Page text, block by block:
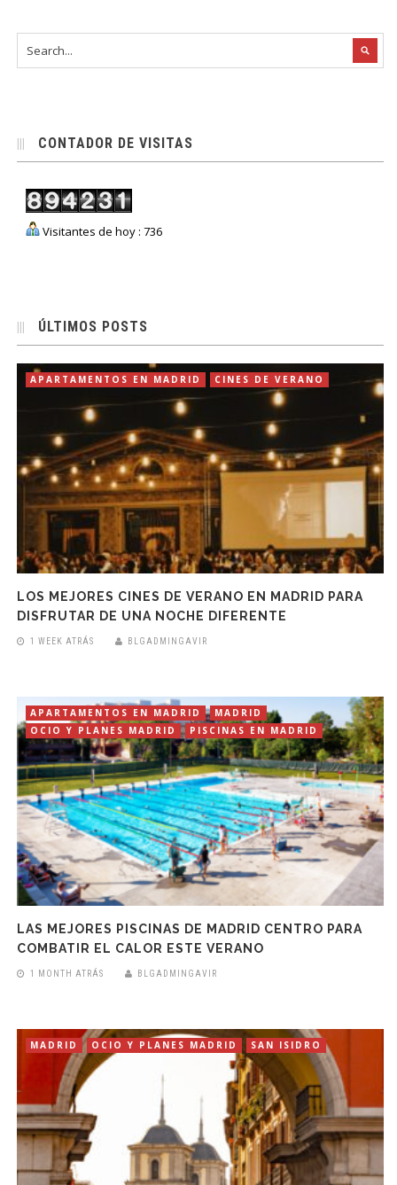
CONTADOR DE VISITAS
Visitantes de hoy : 736
ÚLTIMOS POSTS
APARTAMENTOS EN MADRID CINES DE VERANO
LOS MEJORES CINES DE VERANO EN MADRID PARA
DISFRUTAR DE UNA NOCHE DIFERENTE
1 WEEK ATRÁS BLGADMINGAVIR
APARTAMENTOS EN MADRID
MADRID
OCIO Y PLANES MADRID
PISCINAS EN MADRID
LAS MEJORES PISCINAS DE MADRID CENTRO PARA
COMBATIR EL CALOR ESTE VERANO
1 MONTH ATRÁS BLGADMINGAVIR
MADRID OCIO Y PLANES MADRID SAN ISIDRO